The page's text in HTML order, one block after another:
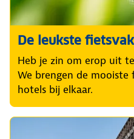
De leukste
Heb je zin om erop uit
We brengen de
hotels bij elkaar.